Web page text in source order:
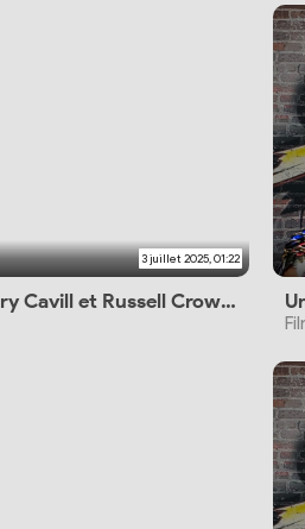
3 juillet 2025, 01:22
Marisa Abela rejoint Henry Cavill et Russell Crowe au casting